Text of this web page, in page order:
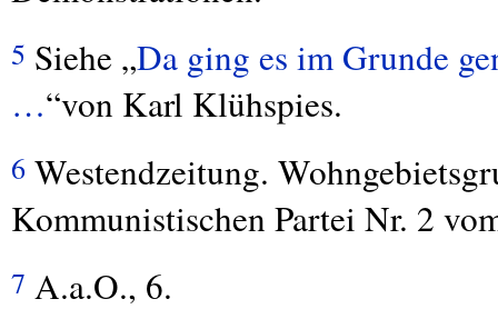
5 Siehe „Da ging es im Grunde
…“von Karl Klühspies.
6 Westendzeitung.
Kommunistischen Partei Nr. 2
7 A.a.O., 6.